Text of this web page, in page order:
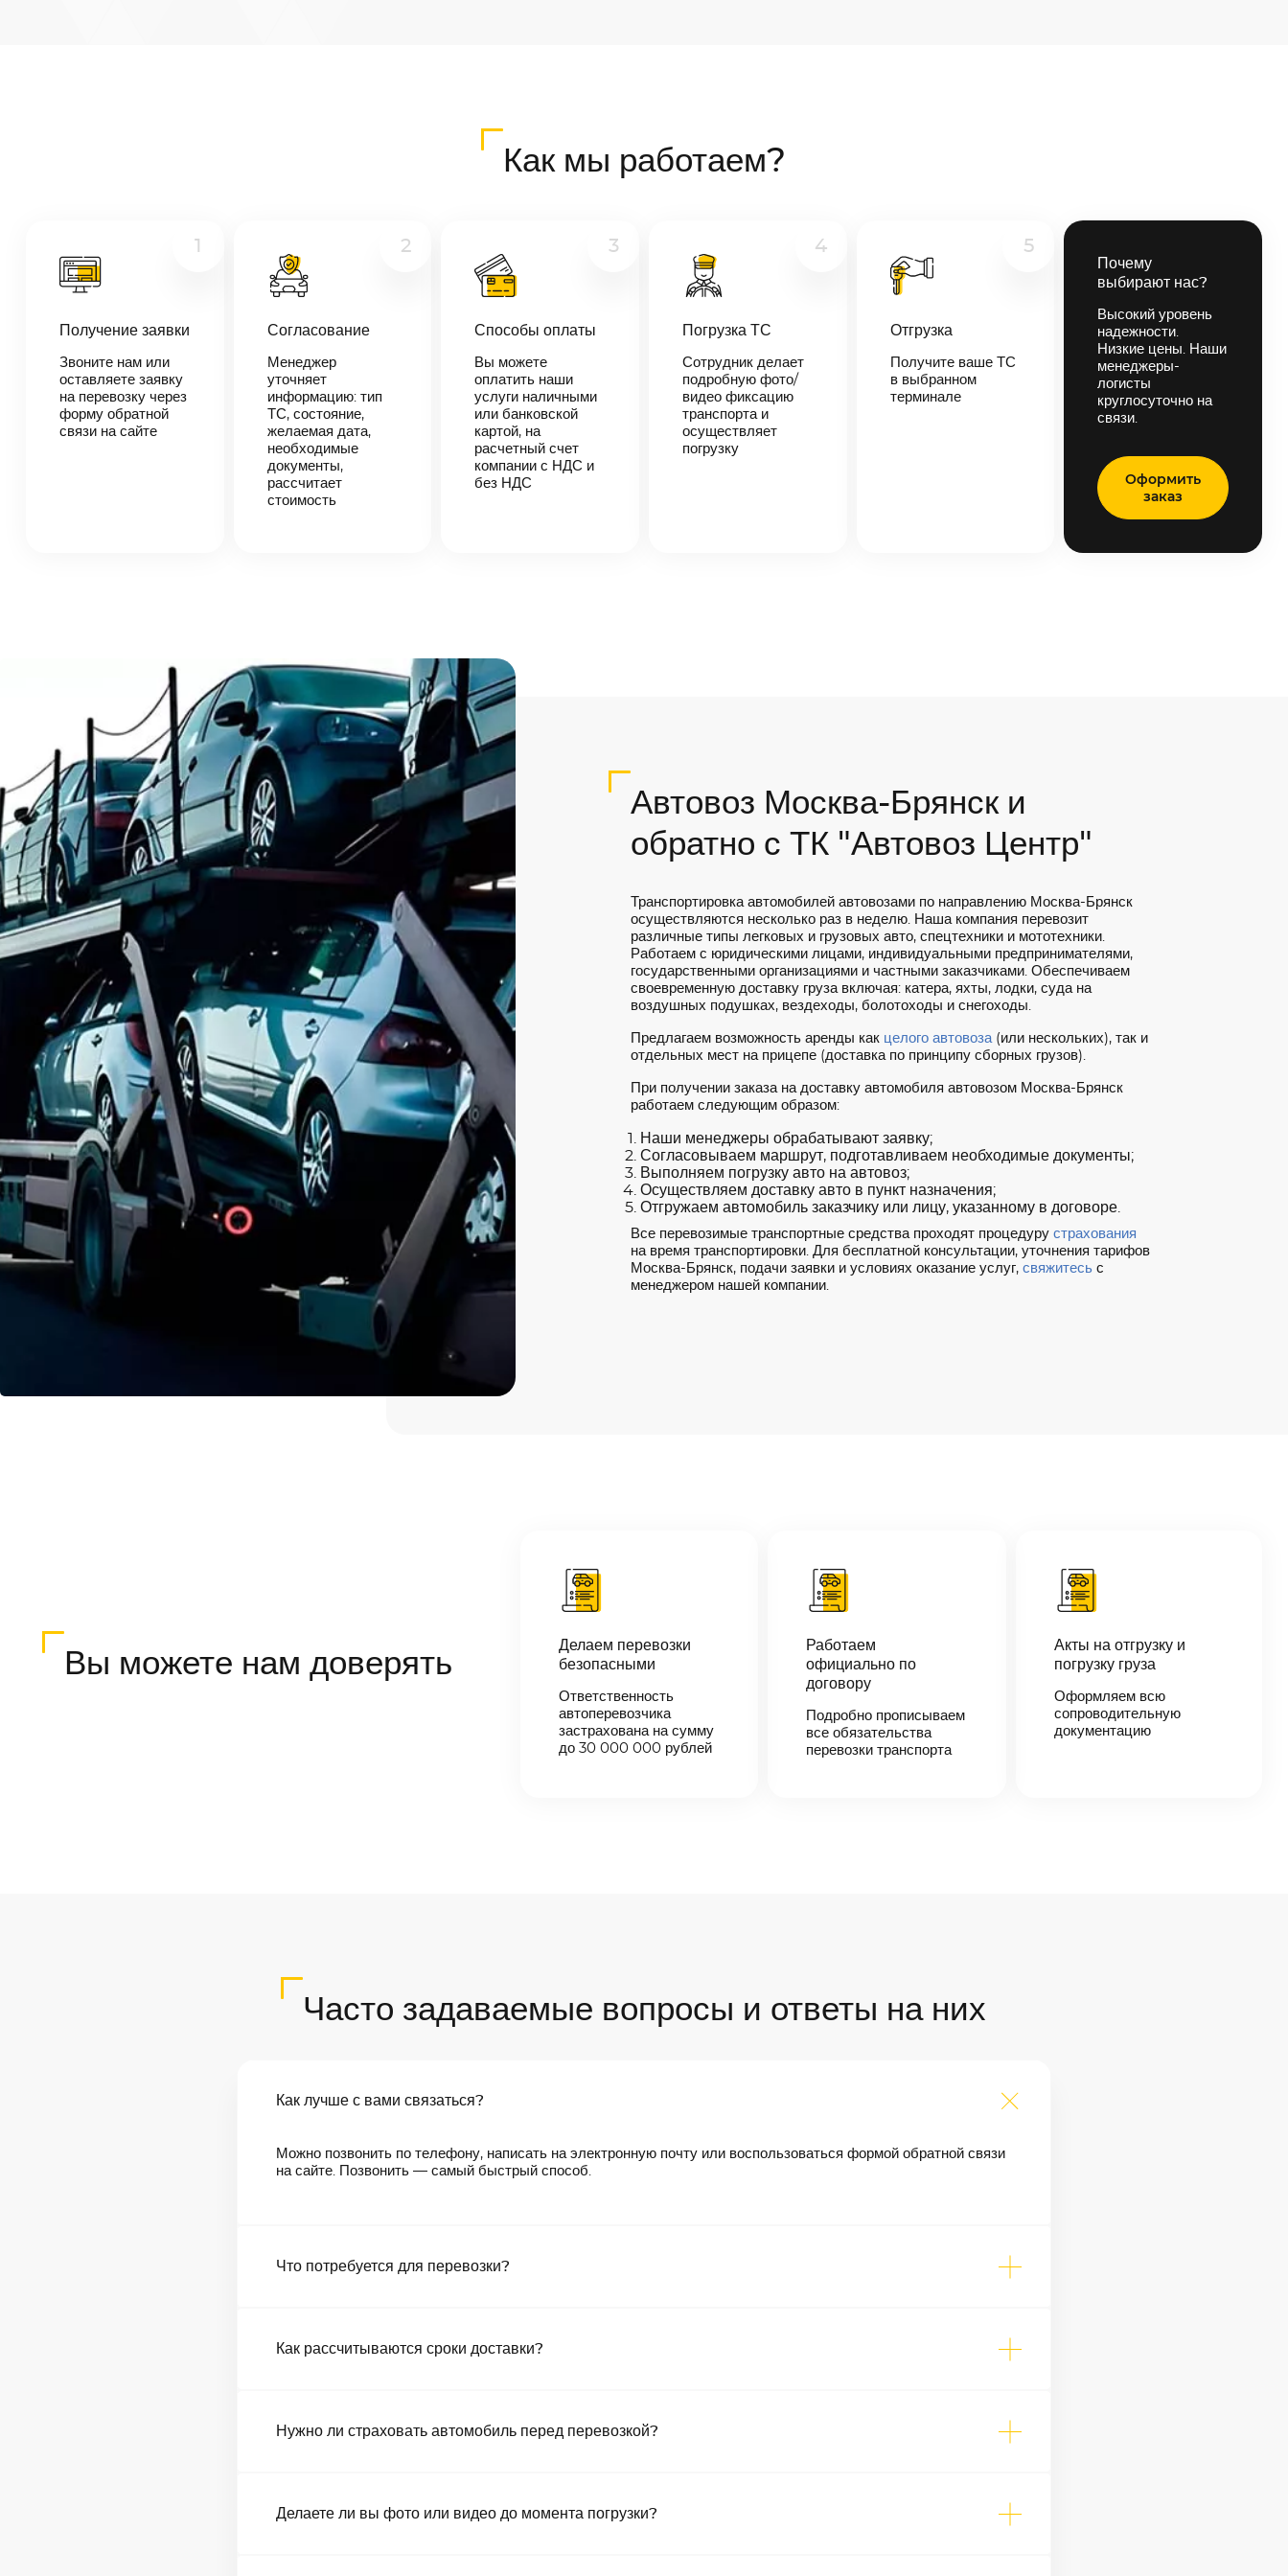
В течении 10
менеджер-
логист
свяжется с
вами,
согласует
Как мы работаем?
1
Получение заявки
Звоните нам или
оставляете заявку
на перевозку через
форму обратной
связи на сайте
2
Согласование
Менеджер
уточняет
информацию: тип
ТС, состояние,
желаемая дата,
необходимые
документы,
рассчитает
стоимость
3
Способы оплаты
Вы можете
оплатить наши
услуги наличными
или банковской
картой, на
расчетный счет
компании с НДС и
без НДС
4
Погрузка ТС
Сотрудник делает
подробную фото/
видео фиксацию
транспорта и
осуществляет
погрузку
5
Отгрузка
Получите ваше ТС
в выбранном
терминале
Почему
выбирают нас?
Высокий уровень
надежности.
Низкие цены. Наши
менеджеры-
логисты
круглосуточно на
связи.
Оформить
заказ
Автовоз Москва-Брянск и
обратно с ТК "Автовоз Центр"
Транспортировка автомобилей автовозами по направлению Москва-Брянск
осуществляются несколько раз в неделю. Наша компания перевозит
различные типы легковых и грузовых авто, спецтехники и мототехники.
Работаем с юридическими лицами, индивидуальными предпринимателями,
государственными организациями и частными заказчиками. Обеспечиваем
своевременную доставку груза включая: катера, яхты, лодки, суда на
воздушных подушках, вездеходы, болотоходы и снегоходы.
Предлагаем возможность аренды как целого автовоза(или нескольких), так и
отдельных мест на прицепе (доставка по принципу сборных грузов).
При получении заказа на доставку автомобиля автовозом Москва-Брянск
работаем следующим образом:
Наши менеджеры обрабатывают заявку;
Согласовываем маршрут, подготавливаем необходимые документы;
Выполняем погрузку авто на автовоз;
Осуществляем доставку авто в пункт назначения;
Отгружаем автомобиль заказчику или лицу, указанному в договоре.
Все перевозимые транспортные средства проходят процедуру страхования
на время транспортировки. Для бесплатной консультации, уточнения тарифов
Москва-Брянск, подачи заявки и условиях оказание услуг, свяжитесьс
менеджером нашей компании.
Вы можете нам доверять
Делаем перевозки
безопасными
Ответственность
автоперевозчика
застрахована на сумму
до 30 000 000 рублей
Работаем
официально по
договору
Подробно прописываем
все обязательства
перевозки транспорта
Акты на отгрузку и
погрузку груза
Оформляем всю
сопроводительную
документацию
Часто задаваемые вопросы и ответы на них
Как лучше с вами связаться?
Можно позвонить по телефону, написать на электронную почту или воспользоваться формой обратной связи
на сайте. Позвонить — самый быстрый способ.
Что потребуется для перевозки?
Как рассчитываются сроки доставки?
Нужно ли страховать автомобиль перед перевозкой?
Делаете ли вы фото или видео до момента погрузки?